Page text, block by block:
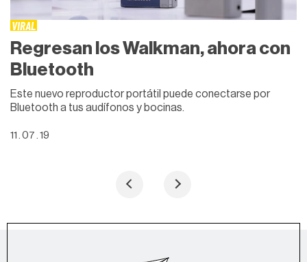
VIRAL
Regresan los Walkman, ahora con
Bluetooth
Este nuevo reproductor portátil puede conectarse por
Bluetooth a tus audífonos y bocinas.
11 . 07 . 19